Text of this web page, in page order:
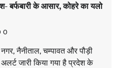
बर्फबारी के आसार, कोहरे का यलो
0
नैनीताल, चम्पावत और पौड़ी
जारी किया गया है प्रदेश के